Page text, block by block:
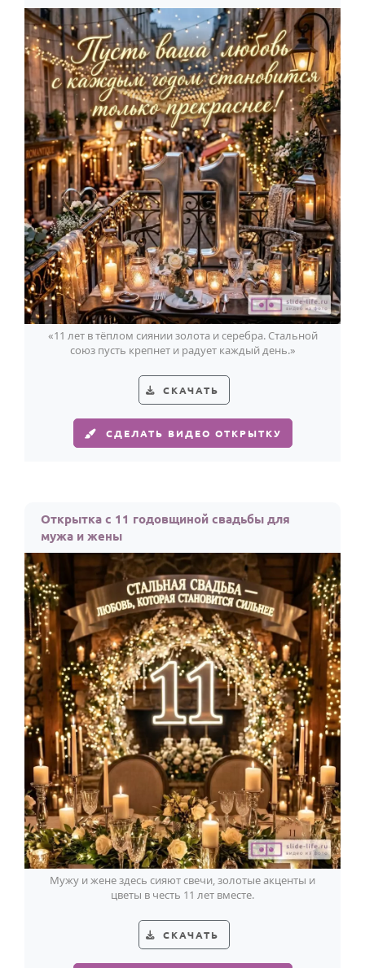
«11 лет в тёплом сиянии золота и серебра. Стальной
союз пусть крепнет и радует каждый день.»
СКАЧАТЬ
СДЕЛАТЬ ВИДЕО ОТКРЫТКУ
Открытка с 11 годовщиной свадьбы для
мужа и жены
Мужу и жене здесь сияют свечи, золотые акценты и
цветы в честь 11 лет вместе.
СКАЧАТЬ